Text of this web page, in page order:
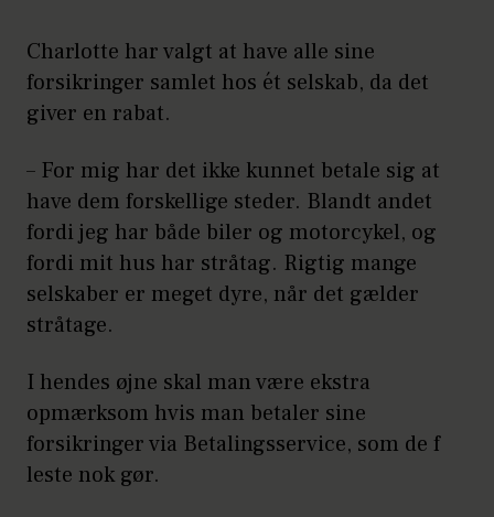
Charlotte har valgt at have alle sine
forsikringer samlet hos ét selskab, da det
giver en rabat.
– For mig har det ikke kunnet betale sig at
have dem forskellige steder. Blandt andet
fordi jeg har både biler og motorcykel, og
fordi mit hus har stråtag. Rigtig mange
selskaber er meget dyre, når det gælder
stråtage.
I hendes øjne skal man være ekstra
opmærksom hvis man betaler sine
forsikringer via Betalingsservice, som de f
leste nok gør.